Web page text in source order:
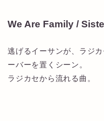
We Are Family /
逃げるイーサンが、ラジ
ーバーを置くシーン。
ラジカセから流れる曲。